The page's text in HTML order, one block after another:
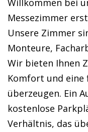
Willkommen bei
Messezimmer
Unsere Zimmer
Monteure,
Wir bieten Ihnen
Komfort und eine
überzeugen. Ein
kostenlose
Verhältnis, das